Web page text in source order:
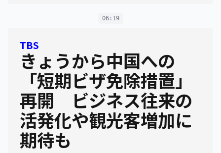
06:19
TBS
きょうから中国への
「短期ビザ免除措置」
再開 ビジネス往来の
活発化や観光客増加に
期待も